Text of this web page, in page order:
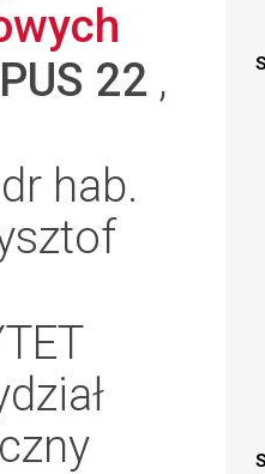
22 ,
hab.